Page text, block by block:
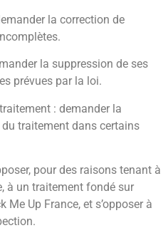
la correction de
la suppression de ses
prévues par la loi.
: demander la
traitement dans certains
pour des raisons tenant à
à un traitement fondé sur
Me Up France, et s’opposer à